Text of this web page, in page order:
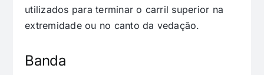
utilizados para terminar o carril superior na
extremidade ou no canto da vedação.
Banda